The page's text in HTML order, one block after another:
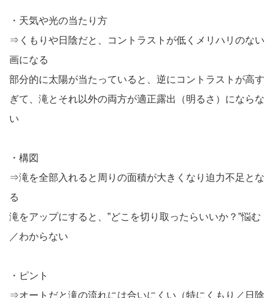
・天気や光の当たり方
⇒くもりや日陰だと、コントラストが低くメリハリのない
画になる
部分的に太陽が当たっていると、逆にコントラストが高す
ぎて、滝とそれ以外の両方が適正露出（明るさ）にならな
い
・構図
⇒滝を全部入れると周りの面積が大きくなり迫力不足とな
る
滝をアップにすると、”どこを切り取ったらいいか？”悩む
／わからない
・ピント
⇒オートだと滝の流れには合いにくい（特にくもり／日陰